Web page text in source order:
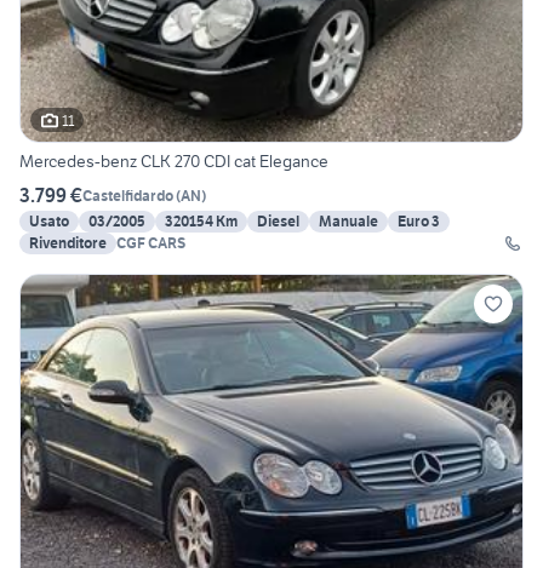
11
Mercedes-benz CLK 270 CDI cat Elegance
3.799 €Castelfidardo(AN)
Usato
03/2005 320154 Km Diesel Manuale
Euro 3
Rivenditore CGF CARS